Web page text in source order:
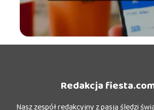
Redakcja
Nasz zespół redakcyjny z pasją śledzi